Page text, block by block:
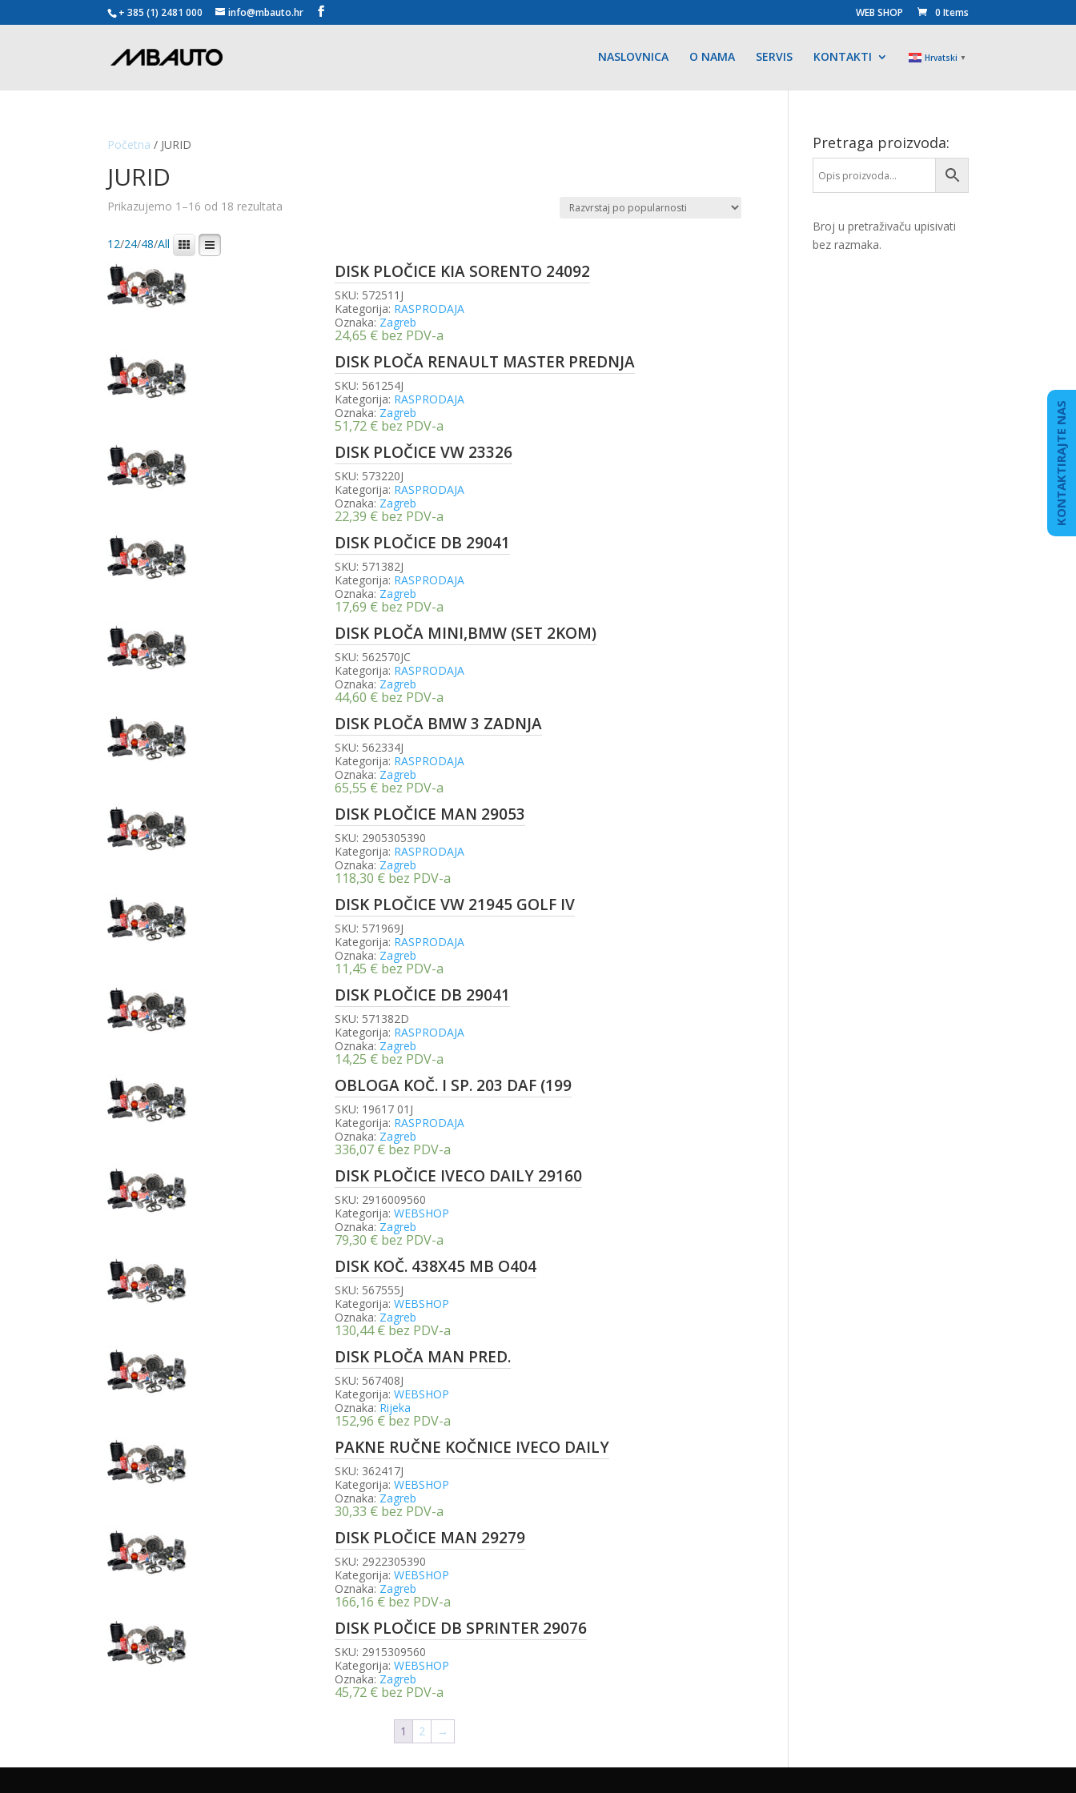
+ 385 (1) 2481 000 info@mbauto.hr WEB SHOP 0 Items
NASLOVNICA O NAMA SERVIS KONTAKTI Hrvatski ▼
Početna / JURID
JURID
Prikazujemo 1–16 od 18 rezultata
12/24/48/All
DISK PLOČICE KIA SORENTO 24092
SKU: 572511J
Kategorija: RASPRODAJA
Oznaka: Zagreb
24,65 € bez PDV-a
DISK PLOČA RENAULT MASTER PREDNJA
SKU: 561254J
Kategorija: RASPRODAJA
Oznaka: Zagreb
51,72 € bez PDV-a
DISK PLOČICE VW 23326
SKU: 573220J
Kategorija: RASPRODAJA
Oznaka: Zagreb
22,39 € bez PDV-a
DISK PLOČICE DB 29041
SKU: 571382J
Kategorija: RASPRODAJA
Oznaka: Zagreb
17,69 € bez PDV-a
DISK PLOČA MINI,BMW (SET 2KOM)
SKU: 562570JC
Kategorija: RASPRODAJA
Oznaka: Zagreb
44,60 € bez PDV-a
DISK PLOČA BMW 3 ZADNJA
SKU: 562334J
Kategorija: RASPRODAJA
Oznaka: Zagreb
65,55 € bez PDV-a
DISK PLOČICE MAN 29053
SKU: 2905305390
Kategorija: RASPRODAJA
Oznaka: Zagreb
118,30 € bez PDV-a
DISK PLOČICE VW 21945 GOLF IV
SKU: 571969J
Kategorija: RASPRODAJA
Oznaka: Zagreb
11,45 € bez PDV-a
DISK PLOČICE DB 29041
SKU: 571382D
Kategorija: RASPRODAJA
Oznaka: Zagreb
14,25 € bez PDV-a
OBLOGA KOČ. I SP. 203 DAF (199
SKU: 19617 01J
Kategorija: RASPRODAJA
Oznaka: Zagreb
336,07 € bez PDV-a
DISK PLOČICE IVECO DAILY 29160
SKU: 2916009560
Kategorija: WEBSHOP
Oznaka: Zagreb
79,30 € bez PDV-a
DISK KOČ. 438X45 MB O404
SKU: 567555J
Kategorija: WEBSHOP
Oznaka: Zagreb
130,44€ bez PDV-a
DISK PLOČA MAN PRED.
SKU: 567408J
Kategorija: WEBSHOP
Oznaka: Rijeka
152,96 €bez PDV-a
PAKNE RUČNE KOČNICE IVECO DAILY
SKU: 362417J
Kategorija: WEBSHOP
Oznaka: Zagreb
30,33 € bez PDV-a
DISK PLOČICE MAN 29279
SKU: 2922305390
Kategorija: WEBSHOP
Oznaka: Zagreb
166,16 € bez PDV-a
DISK PLOČICE DB SPRINTER 29076
SKU: 2915309560
Kategorija: WEBSHOP
Oznaka: Zagreb
45,72 € bez PDV-a
1 2 →
Pretraga proizvoda:
Broj u pretraživaču upisivati
bez razmaka.
KONTAKTIRAJTE NAS